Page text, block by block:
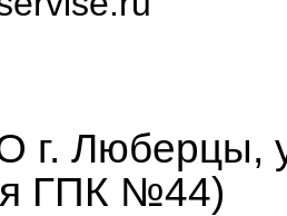
г. Люберцы,
ГПК №44)